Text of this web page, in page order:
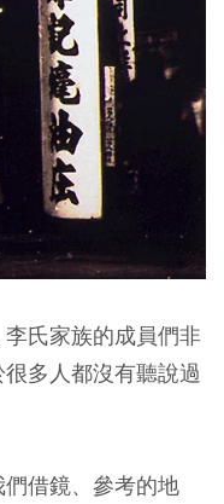
氏家族的成員們非
多人都沒有聽說過
借鏡、參考的地